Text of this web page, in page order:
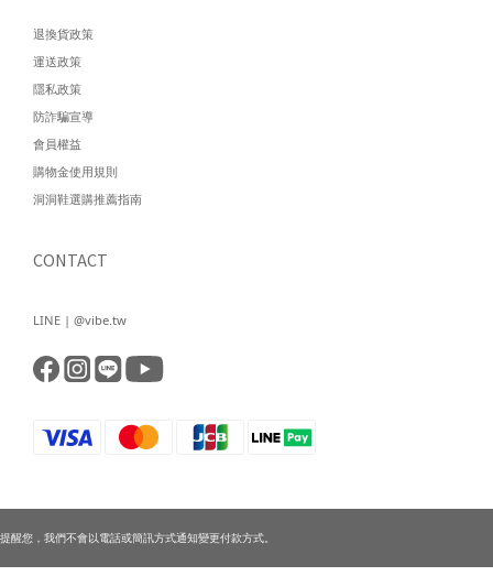
退換貨政策
運送政策
隱私政策
防詐騙宣導
會員權益
購物金使用規則
洞洞鞋選購推薦指南
CONTACT
LINE | @vibe.tw
提醒您，我們不會以電話或簡訊方式通知變更付款方式。